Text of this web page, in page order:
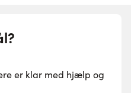
er klar med hjælp og